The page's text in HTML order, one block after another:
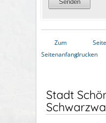
Zum
Seitenanfang
Seite
drucken
Stadt